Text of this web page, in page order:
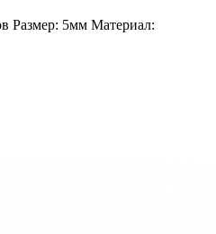
Размер: 5мм Материал: